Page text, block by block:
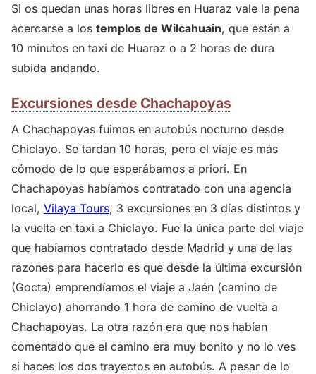
Si os quedan unas horas libres en Huaraz vale la pena
acercarse a los templos de Wilcahuain, que están a
10 minutos en taxi de Huaraz o a 2 horas de dura
subida andando.
Excursiones desde Chachapoyas
A Chachapoyas fuimos en autobús nocturno desde
Chiclayo. Se tardan 10 horas, pero el viaje es más
cómodo de lo que esperábamos a priori. En
Chachapoyas habíamos contratado con una agencia
local, Vilaya Tours, 3 excursiones en 3 días distintos y
la vuelta en taxi a Chiclayo. Fue la única parte del viaje
que habíamos contratado desde Madrid y una de las
razones para hacerlo es que desde la última excursión
(Gocta) emprendíamos el viaje a Jaén (camino de
Chiclayo) ahorrando 1 hora de camino de vuelta a
Chachapoyas. La otra razón era que nos habían
comentado que el camino era muy bonito y no lo ves
si haces los dos trayectos en autobús. A pesar de lo